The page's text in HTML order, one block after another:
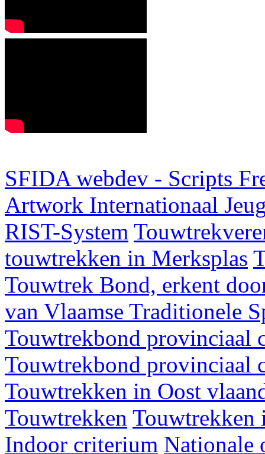
SFIDA webdev - Scripts
Artwork Internationaal
RIST-System
touwtrekken in Merksplas
Touwtrek Bond, erkent
van Vlaamse Traditionele
Touwtrekbond provinciaal
Touwtrekbond provinciaal
Touwtrekken in Oost
Touwtrekken Touwtrekken
Indoor criterium Nationale